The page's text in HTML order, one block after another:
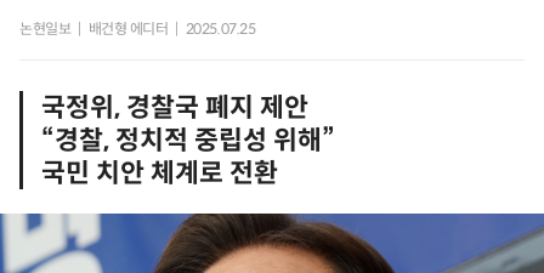
논현일보 배건형 에디터 2025.07.25
국정위, 경찰국 폐지 제안
“경찰, 정치적 중립성 위해”
국민 치안 체계로 전환